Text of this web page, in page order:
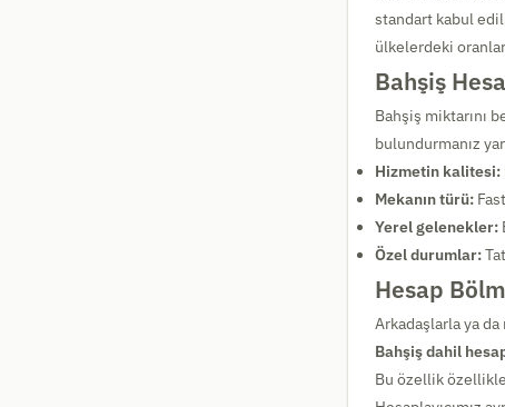
standart kabul
ülkelerdeki
Bahşiş
Bahşiş miktarını
bulundurmanız
Hizmetin kalitesi:
Mekanın türü:
Yerel gelenekler:
Özel durumlar:
Hesap
Arkadaşlarla ya
Bahşiş dahil
Bu özellik